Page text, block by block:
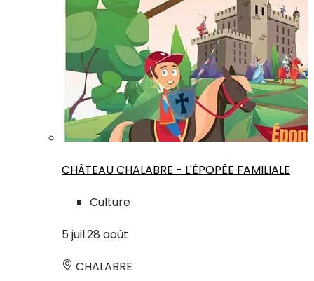
CHÂTEAU CHALABRE - L'ÉPOPÉE FAMILIALE
Culture
5 juil.28 août
CHALABRE